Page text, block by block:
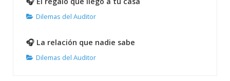
Dilemas del Auditor
🎧 La relación que nadie sabe
Dilemas del Auditor